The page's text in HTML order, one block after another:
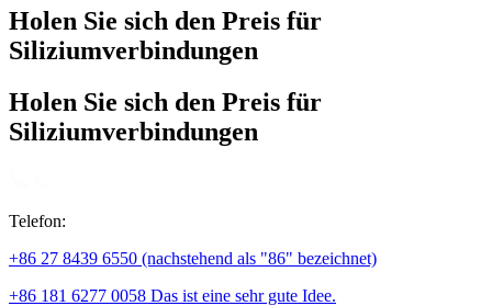
Holen Sie sich den Preis für
Siliziumverbindungen
Holen Sie sich den Preis für
Siliziumverbindungen
Telefon:
+86 27 8439 6550 (nachstehend als "86" bezeichnet)
+86 181 6277 0058 Das ist eine sehr gute Idee.